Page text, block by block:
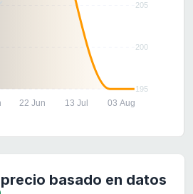
205
200
195
22 Jun 13 Jul 03 Aug
basado en datos